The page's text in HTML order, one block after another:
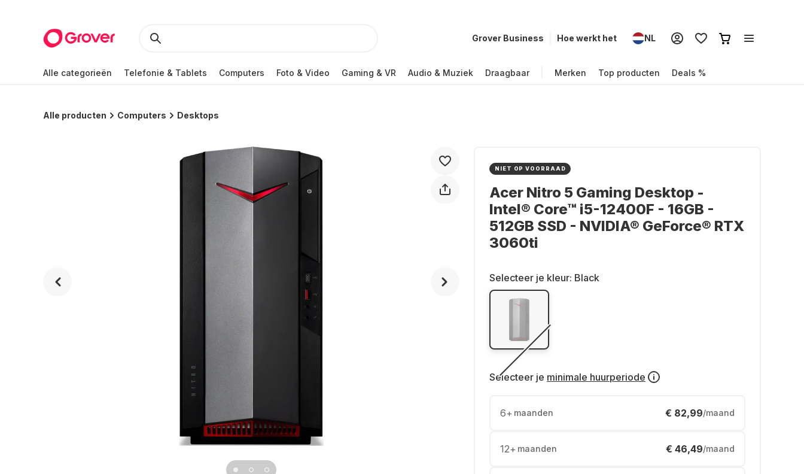
Grover Business Hoe werkt het NL
Alle categorieën Telefonie & Tablets Computers Foto & Video Gaming & VR Audio & Muziek Draagbaar Merken Top producten Deals %
Alle producten Computers Desktops
NIET OP VOORRAAD
Acer Nitro 5 Gaming Desktop -
Intel® Core™ i5-12400F - 16GB -
512GB SSD - NVIDIA® GeForce® RTX
3060ti
Selecteer je kleur: Black
Selecteer je minimale huurperiode
6+ maanden € 82,99/maand
12+ maanden € 46,49/maand